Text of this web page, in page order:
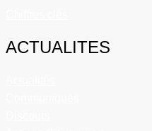
ACTUALITES